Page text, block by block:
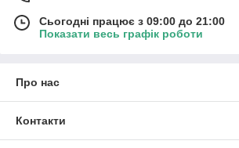
Сьогодні працює з 09:00 до 21:00
Показати весь графік роботи
Про нас
Контакти